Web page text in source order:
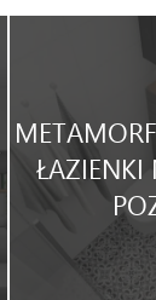
ŁAZIENKI